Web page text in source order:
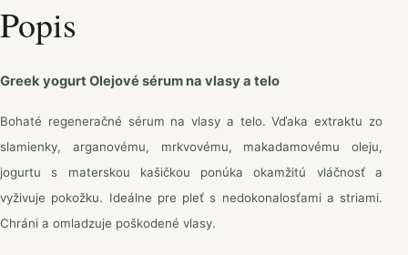
Popis
Greek yogurt Olejové sérum na vlasy a telo
Bohaté regeneračné sérum na vlasy a telo. Vďaka extraktu zo
slamienky, arganovému, mrkvovému, makadamovému oleju,
jogurtu s materskou kašičkou ponúka okamžitú vláčnosť a
vyživuje pokožku. Ideálne pre pleť s nedokonalosťami a striami.
Chráni a omladzuje poškodené vlasy.